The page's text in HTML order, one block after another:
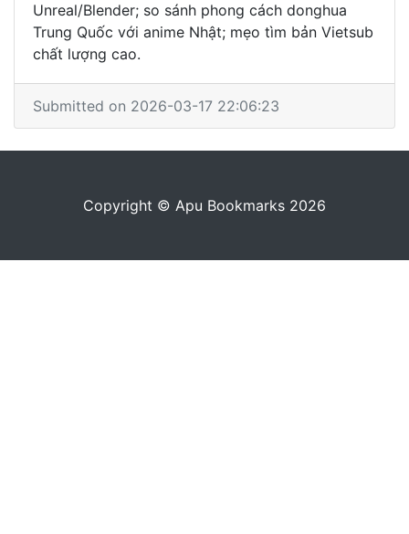
Unreal/Blender; so sánh phong cách donghua
Trung Quốc với anime Nhật; mẹo tìm bản Vietsub
chất lượng cao.
Submitted on 2026-03-17 22:06:23
Copyright © Apu Bookmarks 2026